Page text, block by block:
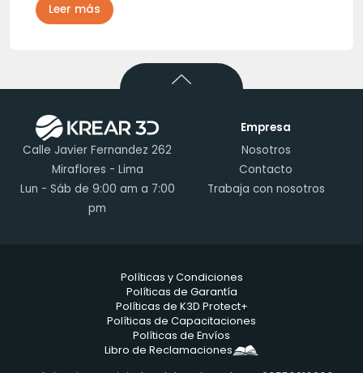
Leer más
Calle Javier Fernandez 262
Miraflores - Lima
Lun - Sáb de 9:00 am a 7:00
pm
Empresa
Nosotros
Contacto
Trabaja con nosotros
Políticas y Condiciones
Políticas de Garantía
Políticas de K3D Protect+
Políticas de Capacitaciones
Políticas de Envíos
Libro de Reclamaciones